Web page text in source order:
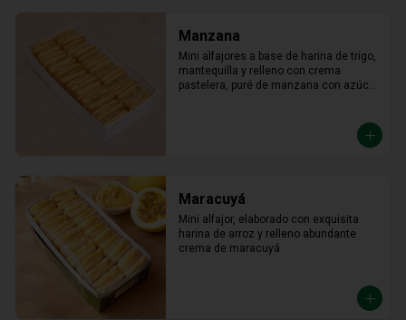
Manzana
Mini alfajores a base de harina de trigo,
mantequilla y relleno con crema
pastelera, puré de manzana con azúcar
Maracuyá
Mini alfajor, elaborado con exquisita
harina de arroz y relleno abundante
crema de maracuyá